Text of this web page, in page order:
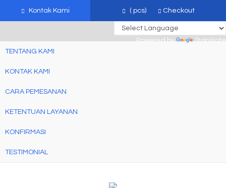
Kontak Kami ( pcs) Checkout
Powered by
Translate
TENTANG KAMI
KONTAK KAMI
CARA PEMESANAN
KETENTUAN LAYANAN
KONFIRMASI
TESTIMONIAL